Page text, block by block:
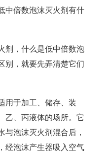
倍数泡沫灭火剂有什
剂
，什么是低中倍数泡
别，就要先弄清楚它们
于加工、储存、装
乙、丙液体的场所。它
与泡沫灭火剂混合后，
经泡沫产生器吸入空气